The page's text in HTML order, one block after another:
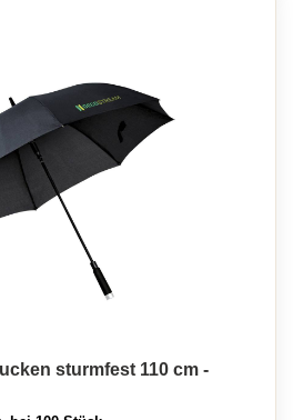
sturmfest 110 cm -